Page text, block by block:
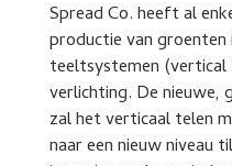
Spread Co. heeft al
productie van
teeltsystemen
verlichting. De nieuwe,
zal het verticaal telen
naar een nieuw niveau